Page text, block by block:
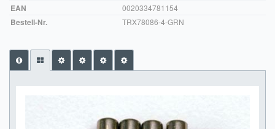
FAQ
Was wir bieten
EAN 0020334781154
Bestell-Nr. TRX78086-4-GRN